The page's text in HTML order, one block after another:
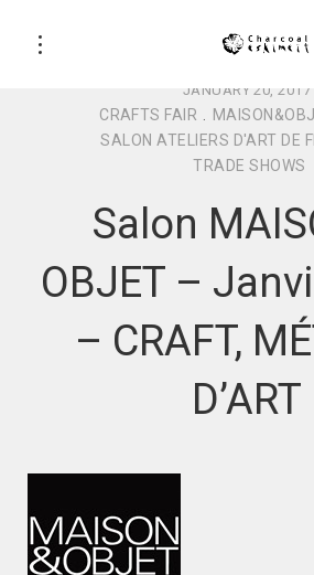
JANUARY 20, 2017
CRAFTS FAIR
SALON ATELIERS D'ART DE
TRADE SHOWS
Salon
OBJET –
– CRAFT,
D’ART